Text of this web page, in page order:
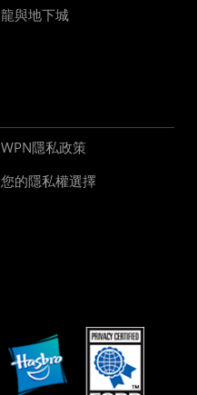
龍與地下城
WPN隱私政策
您的隱私權選擇